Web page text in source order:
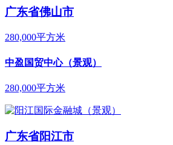
广东省佛山市
280,000平方米
中盈国贸中心（景观）
280,000平方米
广东省阳江市